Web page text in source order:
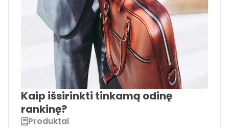
Kaip išsirinkti tinkamą odinę
rankinę?
Produktai